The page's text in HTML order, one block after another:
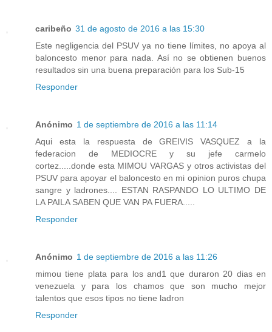
caribeño 31 de agosto de 2016 a las 15:30
Este negligencia del PSUV ya no tiene límites, no apoya al
baloncesto menor para nada. Así no se obtienen buenos
resultados sin una buena preparación para los Sub-15
Responder
Anónimo 1 de septiembre de 2016 a las 11:14
Aqui esta la respuesta de GREIVIS VASQUEZ a la
federacion de MEDIOCRE y su jefe carmelo
cortez.....donde esta MIMOU VARGAS y otros activistas del
PSUV para apoyar el baloncesto en mi opinion puros chupa
sangre y ladrones.... ESTAN RASPANDO LO ULTIMO DE
LA PAILA SABEN QUE VAN PA FUERA.....
Responder
Anónimo 1 de septiembre de 2016 a las 11:26
mimou tiene plata para los and1 que duraron 20 dias en
venezuela y para los chamos que son mucho mejor
talentos que esos tipos no tiene ladron
Responder